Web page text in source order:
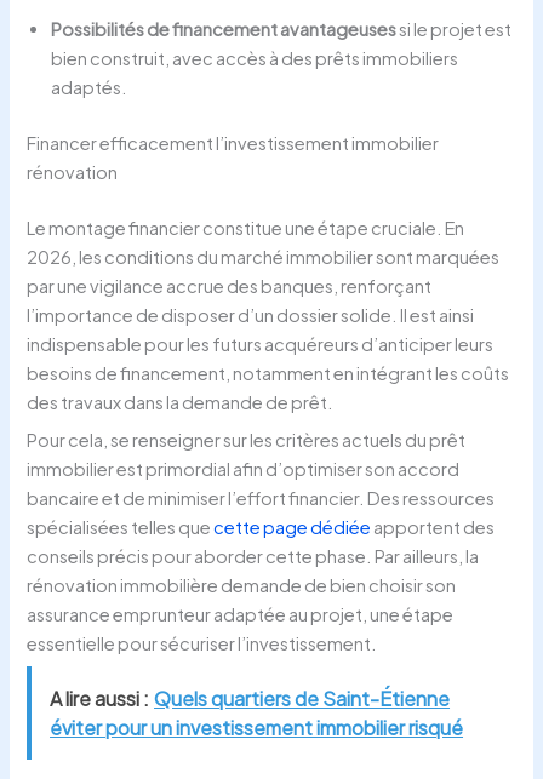
Possibilités de financement avantageusessi le projet est
bien construit, avec accès à des prêts immobiliers
adaptés.
Financer efficacement l’investissement immobilier
rénovation
Le montage financier constitue une étape cruciale. En
2026, les conditions du marché immobilier sont marquées
par une vigilance accrue des banques, renforçant
l’importance de disposer d’un dossier solide. Il est ainsi
indispensable pour les futurs acquéreurs d’anticiper leurs
besoins de financement, notamment en intégrant les coûts
des travaux dans la demande de prêt.
Pour cela, se renseigner sur les critères actuels du prêt
immobilier est primordial afin d’optimiser son accord
bancaire et de minimiser l’effort financier. Des ressources
spécialisées telles quecette page dédiée apportent des
conseils précis pour aborder cette phase. Par ailleurs, la
rénovation immobilière demande de bien choisir son
assurance emprunteur adaptée au projet, une étape
essentielle pour sécuriser l’investissement.
A lire aussi : Quels quartiers de Saint-Étienne
éviter pour un investissement immobilier risqué